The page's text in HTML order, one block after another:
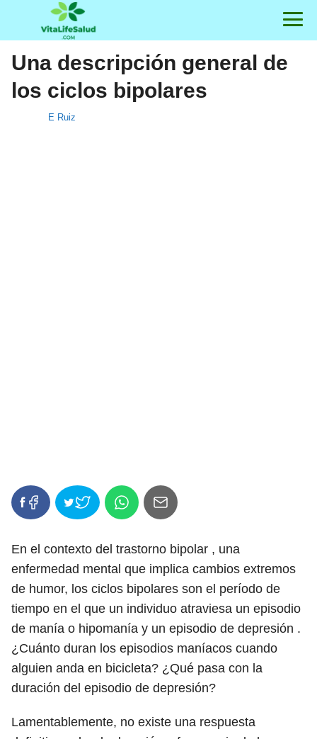
Una descripción general de
los ciclos bipolares
E Ruiz
En el contexto del trastorno bipolar , una
enfermedad mental que implica cambios extremos
de humor, los ciclos bipolares son el período de
tiempo en el que un individuo atraviesa un episodio
de manía o hipomanía y un episodio de depresión .
¿Cuánto duran los episodios maníacos cuando
alguien anda en bicicleta? ¿Qué pasa con la
duración del episodio de depresión?
Lamentablemente, no existe una respuesta